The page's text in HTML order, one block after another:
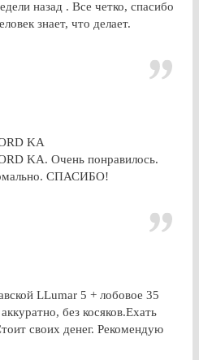
назад . Все четко, спасибо
знает, что делает.
KA
KA. Очень понравилось.
СПАСИБО!
LLumar 5 + лобовое 35
без косяков.Ехать
своих денег. Рекомендую